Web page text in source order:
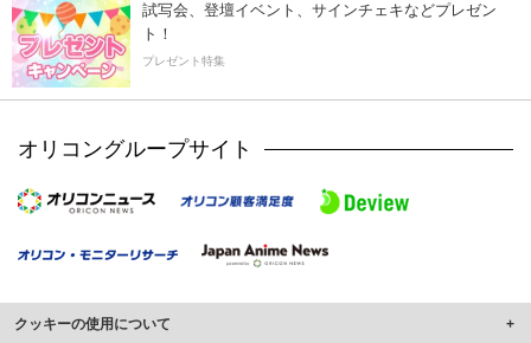
試写会、登壇イベント、サインチェキなどプレゼン
ト！
プレゼント特集
オリコングループサイト
クッキーの使用について